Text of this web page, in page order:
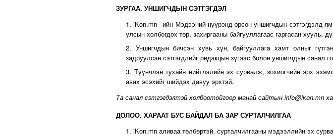
ЗУРГАА. УНШИГЧДЫН СЭТГЭГДЭЛ
1. iKon.mn –ийн Мэдээний нүүрэнд орсон уншигчдын сэтгэгдэлд
улсын холбогдох төр, захиргааны байгууллагаас гаргасан хууль,
2. Уншигчдын бичсэн хувь хүн, байгууллага хамт олныг
задруулсан сэтгэгдлийг редакцын зүгээс болон уншигчдын санал
3. Түүнчлэн тухайн нийтлэлийн эх сурвалж, зохиогчийн эрх
авах эсэхийг шийдэх давуу эрхтэй.
Та санал сэтгэгдэлтэй холбоотойгоор манай сайтын info@ikon.mn
ДОЛОО. ХАРААТ БУС БАЙДАЛ БА ЗАР СУРТАЛЧИЛГАА
1. iKon.mn аливаа төлбөртэй, сурталчилгааны мэдээллийн эх